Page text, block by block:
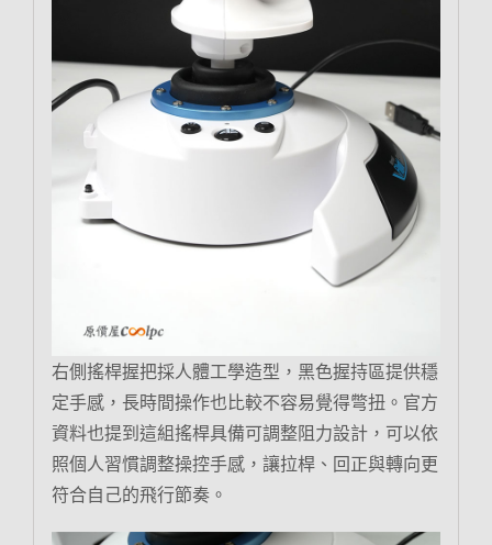
右側搖桿握把採人體工學造型，黑色握持區提供穩
定手感，長時間操作也比較不容易覺得彆扭。官方
資料也提到這組搖桿具備可調整阻力設計，可以依
照個人習慣調整操控手感，讓拉桿、回正與轉向更
符合自己的飛行節奏。